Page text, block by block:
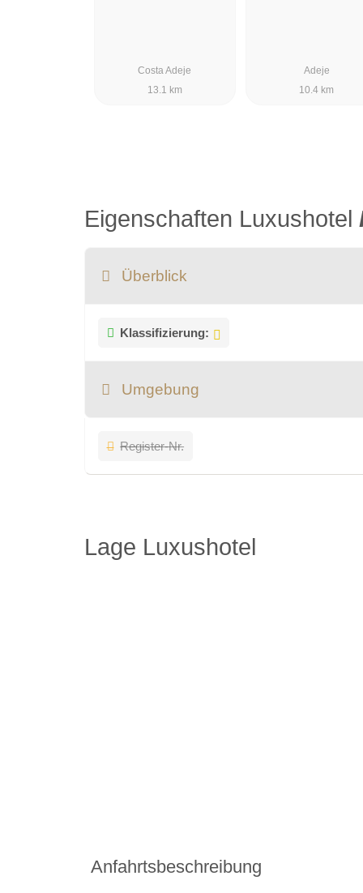
Costa Adeje
13.1 km
Adeje
10.4 km
Eigenschaften Luxushotel
Überblick
Klassifizierung:
Umgebung
Register-Nr.
Lage Luxushotel
Anfahrtsbeschreibung